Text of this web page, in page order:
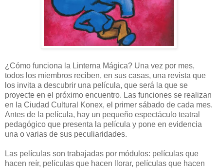
¿Cómo funciona la Linterna Mágica? Una vez por mes,
todos los miembros reciben, en sus casas, una revista que
los invita a descubrir una película, que será la que se
proyecte en el próximo encuentro. Las funciones se realizan
en la Ciudad Cultural Konex, el primer sábado de cada mes.
Antes de la película, hay un pequeño espectáculo teatral
pedagógico que presenta la película y pone en evidencia
una o varias de sus peculiaridades.
Las películas son trabajadas por módulos: películas que
hacen reír, películas que hacen llorar, películas que hacen